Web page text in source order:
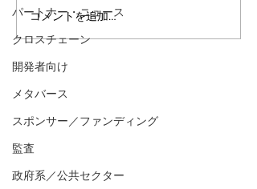
パートナー・ニュース
クロスチェーン
開発者向け
メタバース
スポンサー／ファンディング
監査
政府系／公共セクター
生活を変えるブロックチ
ェーン。「数千兆円市場
（RWA）」の最前線
コメントを追加…